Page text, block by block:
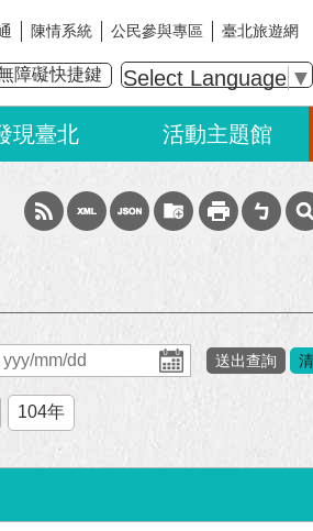
陳情系統 公民參與專區 臺北旅遊網
障礙快捷鍵 Select Language ▼
現臺北 活動主題館
104年